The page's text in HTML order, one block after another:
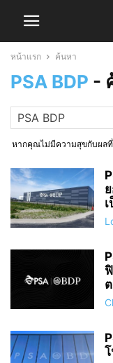
หน้าแรก ค้นหา
PSA BDP -
หากคุณไม่มีความสุขกับผล